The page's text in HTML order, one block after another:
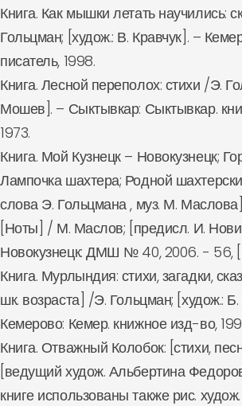
Книга. Как мышки летать научились:
Гольцман; [худож.: В. Кравчук]. –
писатель, 1998.
Книга. Лесной переполох: стихи /Э.
Мошев]. – Сыктывкар: Сыктывкар.
1973.
Книга. Мой Кузнецк – Новокузнецк;
Лампочка шахтера; Родной
слова Э. Гольцмана , муз. М.
[Ноты] / М. Маслов; [предисл. И.
Новокузнецк: ДМШ № 40, 2006. - 56,
Книга. Мурлындия: стихи, загадки,
шк. возраста] /Э. Гольцман; [худож.:
Кемерово: Кемер. книжное изд-во,
Книга. Отважный Колобок: [стихи,
[ведущий худож. Альбертина
книге использованы также рис.